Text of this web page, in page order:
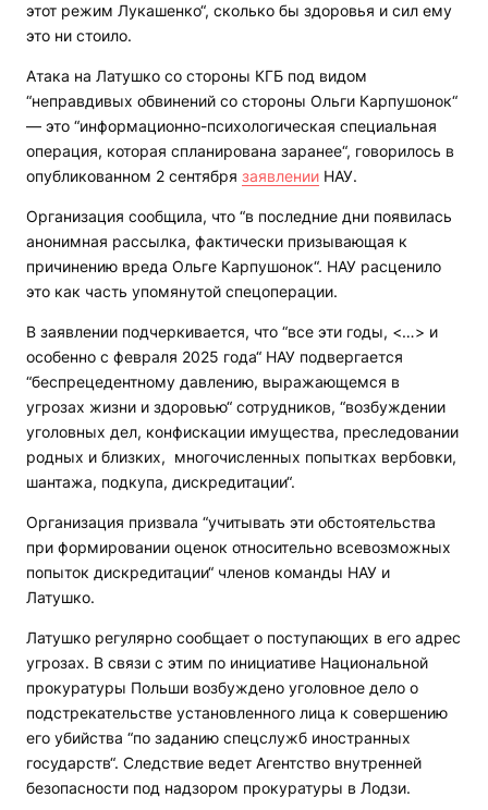
этот режим Лукашенко“, сколько бы здоровья и сил ему
это ни стоило.
Атака на Латушко со стороны КГБ под видом
“неправдивых обвинений со стороны Ольги Карпушонок“
— это “информационно-психологическая специальная
операция, которая спланирована заранее“, говорилось в
опубликованном 2 сентября заявлении НАУ.
Организация сообщила, что “в последние дни появилась
анонимная рассылка, фактически призывающая к
причинению вреда Ольге Карпушонок“. НАУ расценило
это как часть упомянутой спецоперации.
В заявлении подчеркивается, что “все эти годы, <…> и
особенно с февраля 2025 года“ НАУ подвергается
“беспрецедентному давлению, выражающемся в
угрозах жизни и здоровью“ сотрудников, “возбуждении
уголовных дел, конфискации имущества, преследовании
родных и близких, многочисленных попытках вербовки,
шантажа, подкупа, дискредитации“.
Организация призвала “учитывать эти обстоятельства
при формировании оценок относительно всевозможных
попыток дискредитации“ членов команды НАУ и
Латушко.
Латушко регулярно сообщает о поступающих в его адрес
угрозах. В связи с этим по инициативе Национальной
прокуратуры Польши возбуждено уголовное дело о
подстрекательстве установленного лица к совершению
его убийства “по заданию спецслужб иностранных
государств“. Следствие ведет Агентство внутренней
безопасности под надзором прокуратуры в Лодзи.